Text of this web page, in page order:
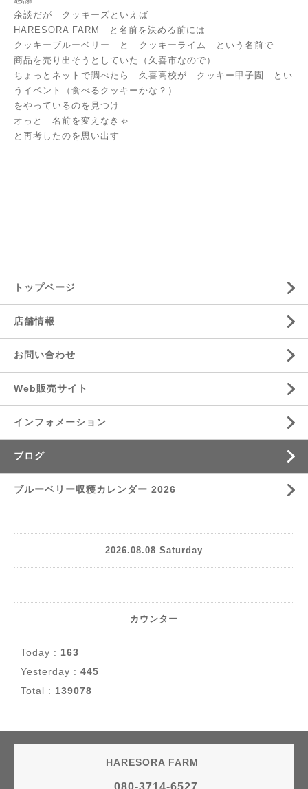
余談だが クッキーズといえば
HARESORA FARM と名前を決める前には
クッキーブルーベリー と クッキーライム という名前で
商品を売り出そうとしていた（久喜市なので）
ちょっとネットで調べたら 久喜高校が クッキー甲子園 とい
うイベント（食べるクッキーかな？）
をやっているのを見つけ
オっと 名前を変えなきゃ
と再考したのを思い出す
トップページ
店舗情報
お問い合わせ
Web販売サイト
インフォメーション
ブログ
ブルーベリー収穫カレンダー 2026
2026.08.08 Saturday
カウンター
Today : 163
Yesterday : 445
Total : 139078
HARESORA FARM
080-3714-6527